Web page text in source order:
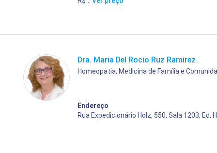
Dra. Maria Del Rocio Ruz Ramirez
Homeopatia, Medicina de Família e
Endereço
Rua Expedicionário Holz, 550, Sala 1203,